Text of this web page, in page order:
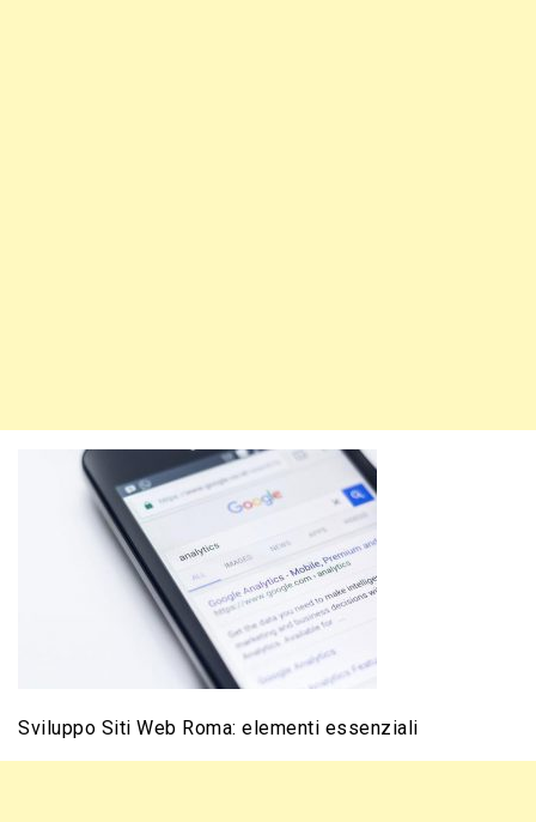
Sviluppo Siti Web Roma: elementi essenziali